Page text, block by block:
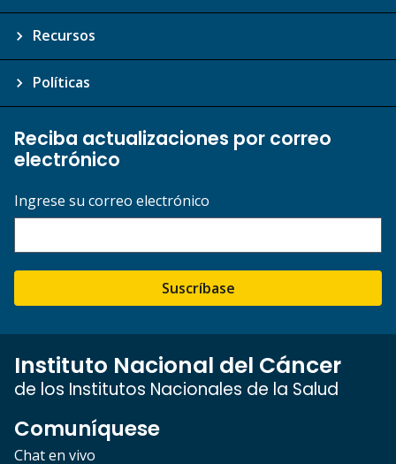
Recursos
Políticas
Reciba actualizaciones por correo
electrónico
Ingrese su correo electrónico
Suscríbase
Instituto Nacional del Cáncer
de los Institutos Nacionales de la Salud
Comuníquese
Chat en vivo